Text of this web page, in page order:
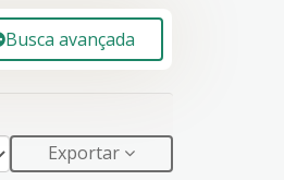
Busca avançada
Exportar